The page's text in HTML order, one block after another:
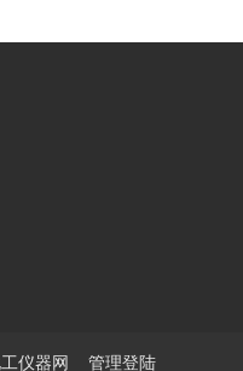
仪器网 管理登陆